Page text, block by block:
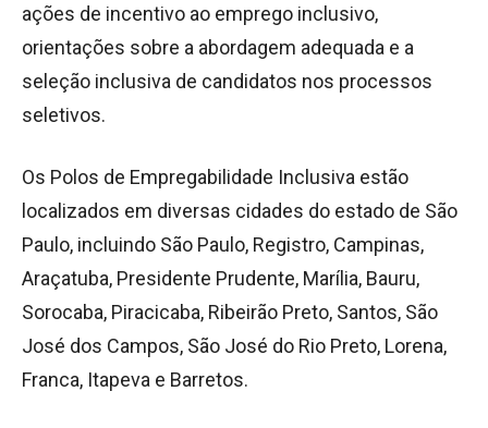
ações de incentivo ao emprego inclusivo,
orientações sobre a abordagem adequada e a
seleção inclusiva de candidatos nos processos
seletivos.
Os Polos de Empregabilidade Inclusiva estão
localizados em diversas cidades do estado de São
Paulo, incluindo São Paulo, Registro, Campinas,
Araçatuba, Presidente Prudente, Marília, Bauru,
Sorocaba, Piracicaba, Ribeirão Preto, Santos, São
José dos Campos, São José do Rio Preto, Lorena,
Franca, Itapeva e Barretos.